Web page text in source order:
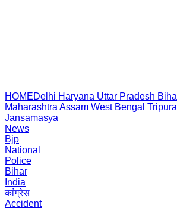
HOMEDelhi Haryana Uttar Pradesh
Maharashtra Assam West Bengal Tripura
Jansamasya
News
Bjp
National
Police
Bihar
India
कांग्रेस
Accident